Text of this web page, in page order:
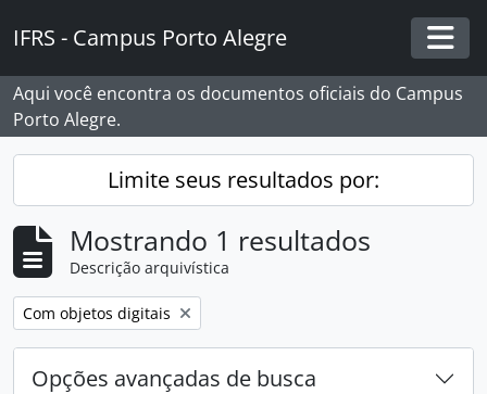
IFRS - Campus Porto Alegre
Aqui você encontra os documentos oficiais do Campus
Porto Alegre.
Limite seus resultados por:
Mostrando 1 resultados
Descrição arquivística
Remover filtro:
Com objetos digitais
Opções avançadas de busca